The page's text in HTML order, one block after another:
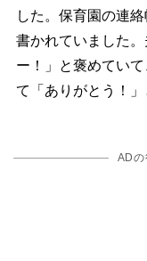
した。保育園の連
書かれていました
ー！」と褒めてい
て「ありがとう！」
ADの